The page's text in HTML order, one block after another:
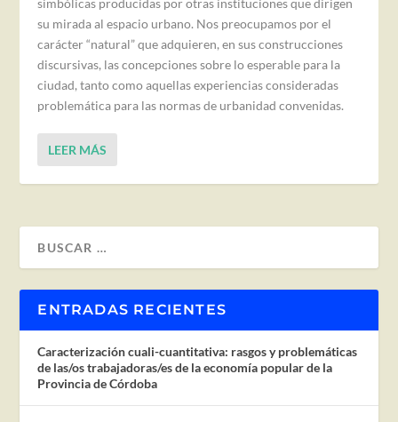
simbólicas producidas por otras instituciones que dirigen
su mirada al espacio urbano. Nos preocupamos por el
carácter “natural” que adquieren, en sus construcciones
discursivas, las concepciones sobre lo esperable para la
ciudad, tanto como aquellas experiencias consideradas
problemática para las normas de urbanidad convenidas.
LEER MÁS
ENTRADAS RECIENTES
Caracterización cuali-cuantitativa: rasgos y problemáticas
de las/os trabajadoras/es de la economía popular de la
Provincia de Córdoba